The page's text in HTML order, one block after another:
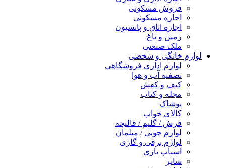
فروش مسکونی
اجاره مسکونی
اجاره اتاق و پانسیون
زمین و باغ
ملک صنعتی
لوازم خانگی و شخصی
لوازم اداری فروشگاهی
تصفیه آب و هوا
کیف و کفش
مجله و کتاب
پوشاک
کالای خواب
فرش / گلیم / قالیچه
لوازم چوبی / مبلمان
لوازم برقی و گازی
اسباب بازی
سایر